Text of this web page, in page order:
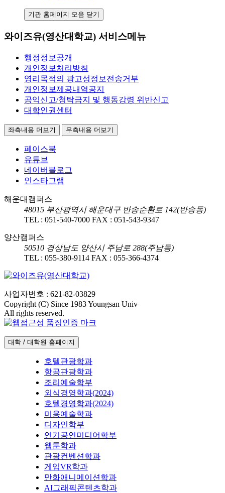
기관 홈페이지 모음 닫기
와이즈유(영산대학교) 서비스메뉴
행정정보공개
개인정보처리방침
영리목적의 광고성정보전송거부
개인정보제공내역공지
공익신고/청탁금지 및 행동강령 위반신고
대학인권센터
좌측내용 더보기 우측내용 더보기
페이스북
유튜브
네이버블로그
인스타그램
해운대캠퍼스
48015 부산광역시 해운대구 반송순환로 142(반송동)
TEL : 051-540-7000 FAX : 051-543-9347
양산캠퍼스
50510 경상남도 양산시 주남로 288(주남동)
TEL : 055-380-9114 FAX : 055-366-4374
사업자번호 : 621-82-03829
Copyright (C) Since 1983 Youngsan Univ
All rights reserved.
대학 / 대학원 홈페이지
호텔관광학과
항공관광학과
조리예술학부
외식경영학과(2024)
호텔경영학과(2024)
미용예술학과
디자인학부
연기공연미디어학부
웹툰학과
관광컨벤션학과
게임VR학과
만화애니메이션학과
AI그래픽콘텐츠학과